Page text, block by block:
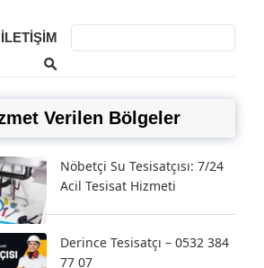
İLETIŞIM
Verilen Bölgeler
Nöbetçi Su Tesisatçısı: 7/24
Acil Tesisat Hizmeti
Derince Tesisatçı – 0532 384
77 07